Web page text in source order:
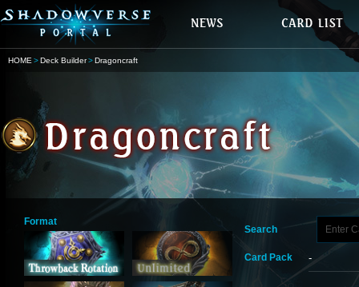
HOME Deck Builder Dragoncraft
Format
Search
Card Pack